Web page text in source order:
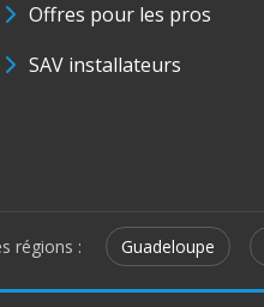
Offres pour les pros
SAV installateurs
régions : Guadeloupe